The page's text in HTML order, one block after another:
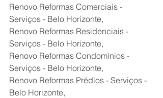
Renovo Reformas Comerciais -
Serviços - Belo Horizonte,
Renovo Reformas Residenciais -
Serviços - Belo Horizonte,
Renovo Reformas Condomínios -
Serviços - Belo Horizonte,
Renovo Reformas Prédios - Serviços -
Belo Horizonte,